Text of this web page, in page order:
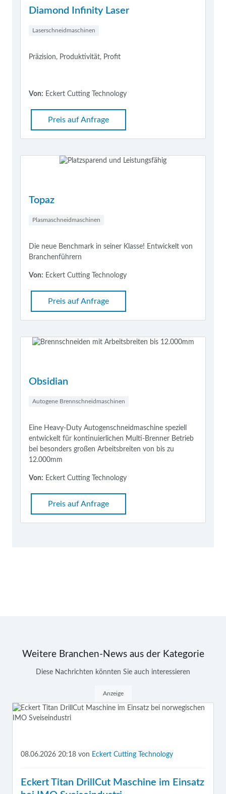
Diamond Infinity Laser
Laserschneidmaschinen
Präzision, Produktivität, Profit
Von: Eckert Cutting Technology
Preis auf Anfrage
Topaz
Plasmaschneidmaschinen
Die neue Benchmark in seiner Klasse! Entwickelt von
Branchenführern
Von: Eckert Cutting Technology
Preis auf Anfrage
Obsidian
Autogene Brennschneidmaschinen
Eine Heavy-Duty Autogenschneidmaschine speziell
entwickelt für kontinuierlichen Multi-Brenner Betrieb
bei besonders großen Arbeitsbreiten von bis zu
12.000mm
Von: Eckert Cutting Technology
Preis auf Anfrage
Weitere Branchen-News aus der Kategorie
Diese Nachrichten könnten Sie auch interessieren
Anzeige
08.06.2026 20:18 von Eckert Cutting Technology
Eckert Titan DrillCut Maschine im Einsatz